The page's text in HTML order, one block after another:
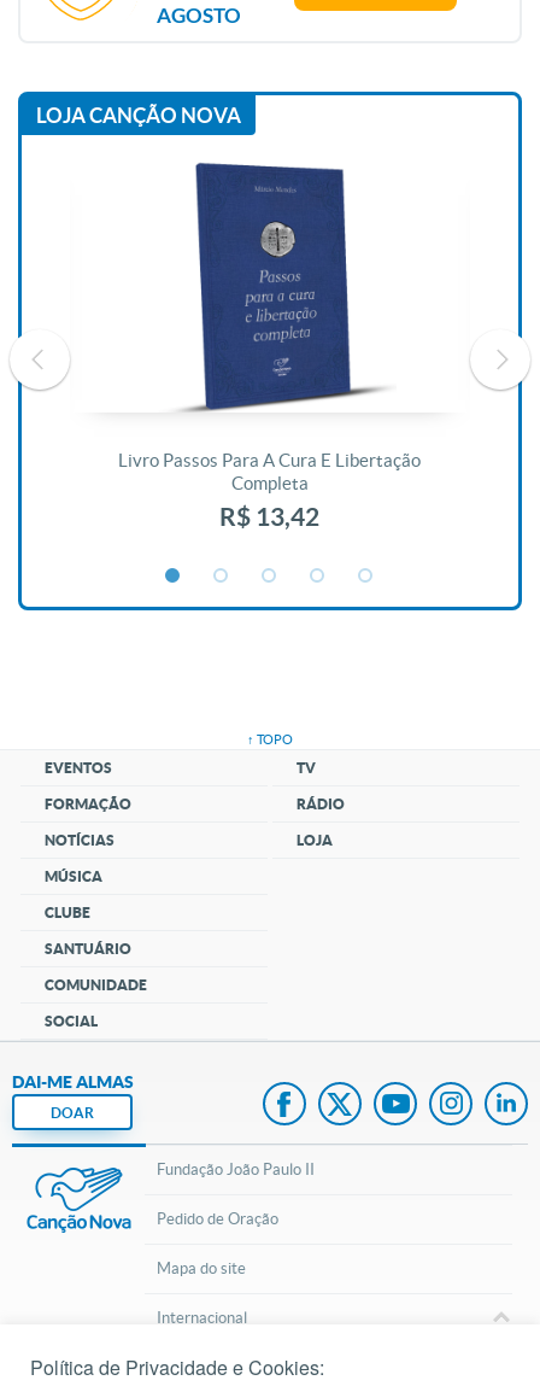
AGOSTO
LOJA CANÇÃO NOVA
Livro Passos Para A Cura E Libertação
Completa
R$ 13,42
↑ TOPO
EVENTOS
FORMAÇÃO
NOTÍCIAS
MÚSICA
CLUBE
SANTUÁRIO
COMUNIDADE
SOCIAL
TV
RÁDIO
LOJA
DAI-ME ALMAS
DOAR
Fundação João Paulo II
Pedido de Oração
Mapa do site
Internacional
cancaonova.com © 2002 – 2026Todos os direitos reservados.
Política de Privacidade e Cookies: